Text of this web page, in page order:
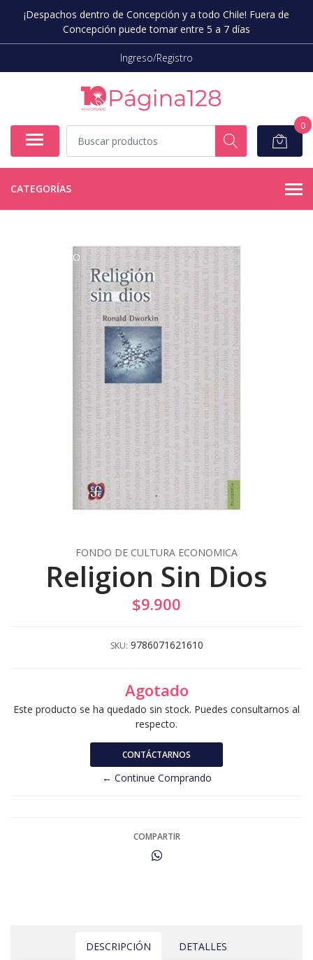
¡Despachos dentro de Concepción y a todo Chile! Fuera de
Concepción puede tomar entre 5 a 7 días
Ingreso/Registro
0
CATEGORÍAS
AGOTADO
FONDO DE CULTURA ECONOMICA
Religion Sin Dios
$9.900
SKU: 9786071621610
Agotado
Este producto se ha quedado sin stock. Puedes consultarnos al
respecto.
CONTÁCTARNOS
← Continue Comprando
COMPARTIR
DESCRIPCIÓN DETALLES